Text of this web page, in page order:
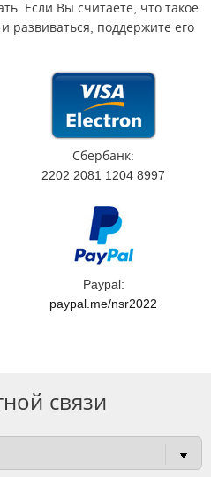
Если Вы считаете, что такое
развиваться, поддержите его
Сбербанк:
2202 2081 1204 8997
Paypal:
paypal.me/nsr2022
связи